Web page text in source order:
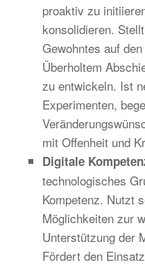
proaktiv zu
konsolidieren.
Gewohntes auf
Überholtem
zu entwickeln. Ist
Experimenten,
mit Offenheit und
Digitale
technologisches
Kompetenz. Nutzt
Möglichkeiten zur
Unterstützung der
Fördert den